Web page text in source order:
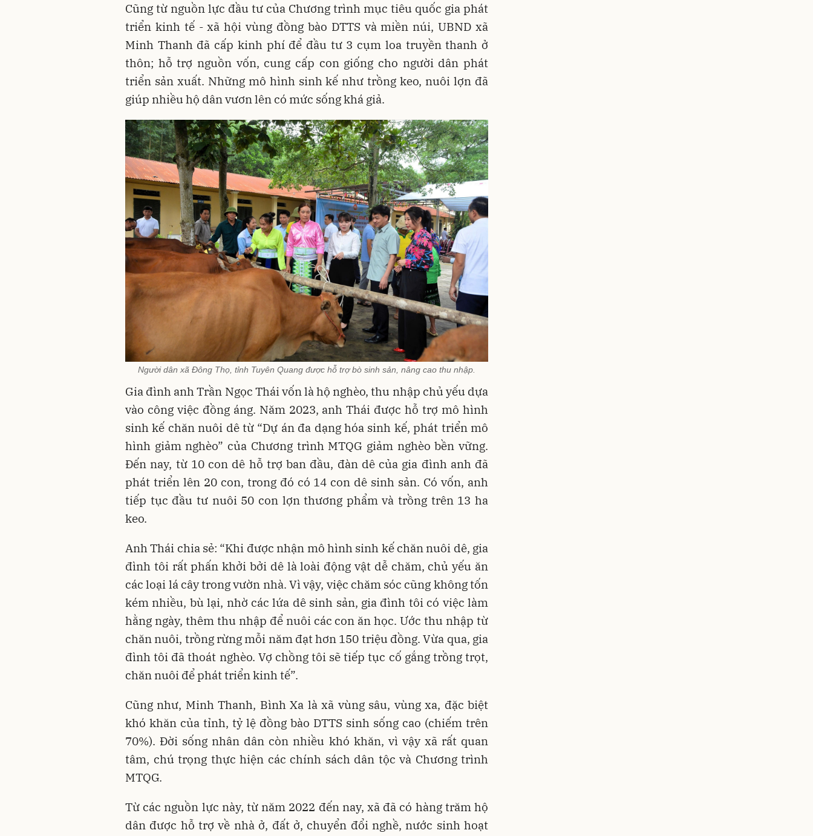
Cũng từ nguồn lực đầu tư của Chương trình mục tiêu quốc gia phát
triển kinh tế - xã hội vùng đồng bào DTTS và miền núi, UBND xã
Minh Thanh đã cấp kinh phí để đầu tư 3 cụm loa truyền thanh ở
thôn; hỗ trợ nguồn vốn, cung cấp con giống cho người dân phát
triển sản xuất. Những mô hình sinh kế như trồng keo, nuôi lợn đã
giúp nhiều hộ dân vươn lên có mức sống khá giả.
Người dân xã Đông Thọ, tỉnh Tuyên Quang được hỗ trợ bò sinh sản, nâng cao thu nhập.
Gia đình anh Trần Ngọc Thái vốn là hộ nghèo, thu nhập chủ yếu dựa
vào công việc đồng áng. Năm 2023, anh Thái được hỗ trợ mô hình
sinh kế chăn nuôi dê từ “Dự án đa dạng hóa sinh kế, phát triển mô
hình giảm nghèo” của Chương trình MTQG giảm nghèo bền vững.
Đến nay, từ 10 con dê hỗ trợ ban đầu, đàn dê của gia đình anh đã
phát triển lên 20 con, trong đó có 14 con dê sinh sản. Có vốn, anh
tiếp tục đầu tư nuôi 50 con lợn thương phẩm và trồng trên 13 ha
keo.
Anh Thái chia sẻ: “Khi được nhận mô hình sinh kế chăn nuôi dê, gia
đình tôi rất phấn khởi bởi dê là loài động vật dễ chăm, chủ yếu ăn
các loại lá cây trong vườn nhà. Vì vậy, việc chăm sóc cũng không tốn
kém nhiều, bù lại, nhờ các lứa dê sinh sản, gia đình tôi có việc làm
hằng ngày, thêm thu nhập để nuôi các con ăn học. Ước thu nhập từ
chăn nuôi, trồng rừng mỗi năm đạt hơn 150 triệu đồng. Vừa qua, gia
đình tôi đã thoát nghèo. Vợ chồng tôi sẽ tiếp tục cố gắng trồng trọt,
chăn nuôi để phát triển kinh tế”.
Cũng như, Minh Thanh, Bình Xa là xã vùng sâu, vùng xa, đặc biệt
khó khăn của tỉnh, tỷ lệ đồng bào DTTS sinh sống cao (chiếm trên
70%). Đời sống nhân dân còn nhiều khó khăn, vì vậy xã rất quan
tâm, chú trọng thực hiện các chính sách dân tộc và Chương trình
MTQG.
Từ các nguồn lực này, từ năm 2022 đến nay, xã đã có hàng trăm hộ
dân được hỗ trợ về nhà ở, đất ở, chuyển đổi nghề, nước sinh hoạt